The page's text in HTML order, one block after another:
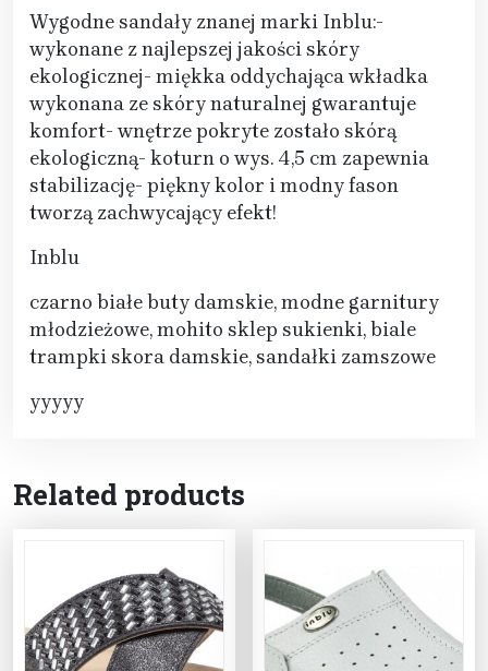
Wygodne sandały znanej marki Inblu:-
wykonane z najlepszej jakości skóry
ekologicznej- miękka oddychająca wkładka
wykonana ze skóry naturalnej gwarantuje
komfort- wnętrze pokryte zostało skórą
ekologiczną- koturn o wys. 4,5 cm zapewnia
stabilizację- piękny kolor i modny fason
tworzą zachwycający efekt!
Inblu
czarno białe buty damskie, modne garnitury
młodzieżowe, mohito sklep sukienki, biale
trampki skora damskie, sandałki zamszowe
yyyyy
Related products